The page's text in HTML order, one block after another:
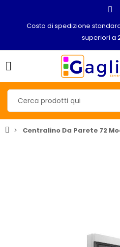
Costo di spedizione
superiori a
Centralino Da Parete 72